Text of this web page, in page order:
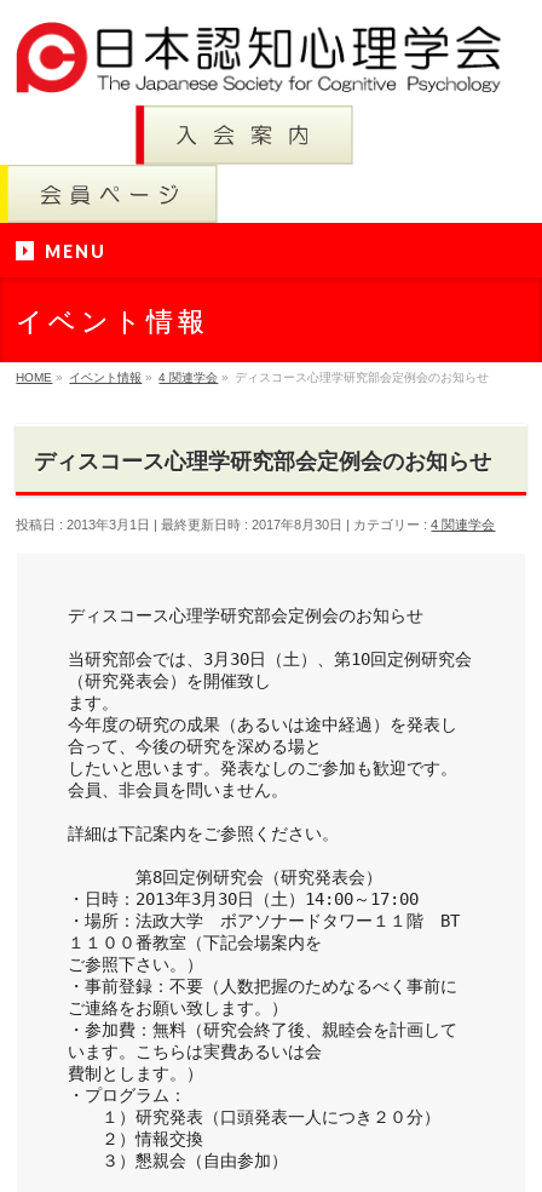
MENU
イベント情報
HOME » イベント情報 » 4 関連学会 » ディスコース心理学研究部会定例会のお知らせ
ディスコース心理学研究部会定例会のお知らせ
投稿日 : 2013年3月1日 最終更新日時 : 2017年8月30日 カテゴリー :4 関連学会
ディスコース心理学研究部会定例会のお知らせ
当研究部会では、3月30日（土）、第10回定例研究会
（研究発表会）を開催致し
ます。
今年度の研究の成果（あるいは途中経過）を発表し
合って、今後の研究を深める場と
したいと思います。発表なしのご参加も歓迎です。
会員、非会員を問いません。
詳細は下記案内をご参照ください。
第8回定例研究会（研究発表会）
・日時：2013年3月30日（土）14:00～17:00
・場所：法政大学　ボアソナードタワー１１階　BT
１１００番教室（下記会場案内を
ご参照下さい。）
・事前登録：不要（人数把握のためなるべく事前に
ご連絡をお願い致します。）
・参加費：無料（研究会終了後、親睦会を計画して
います。こちらは実費あるいは会
費制とします。）
・プログラム：
１）研究発表（口頭発表一人につき２０分）
２）情報交換
３）懇親会（自由参加）